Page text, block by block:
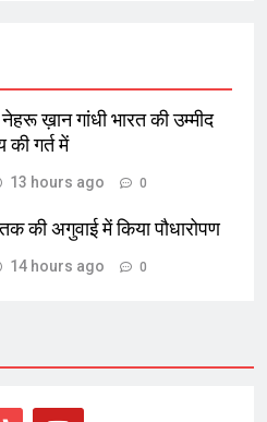
नेहरू ख़ान गांधी भारत की उम्मीद
की गर्त में
13 hours ago 0
की अगुवाई में किया पौधारोपण
14 hours ago 0